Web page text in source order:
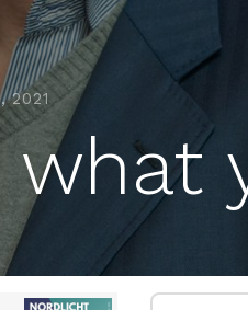
2021